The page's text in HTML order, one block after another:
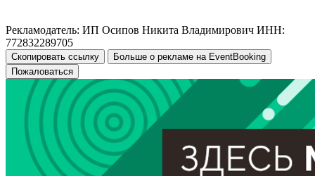
Рекламодатель: ИП Осипов Никита Владимирович ИНН:
772832289705
Скопировать ссылку
Больше о рекламе на EventBooking
Пожаловаться